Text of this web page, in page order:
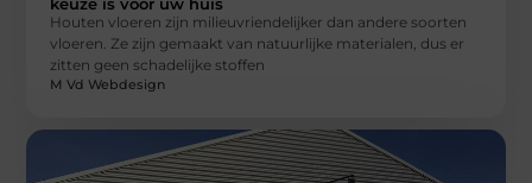
Houten vloeren zijn milieuvriendelijker dan andere soorten
vloeren. Ze zijn gemaakt van natuurlijke materialen, dus er
zitten geen schadelijke stoffen
M Vd Webdesign